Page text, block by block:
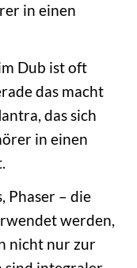
in einen
Dub ist oft
das macht
das sich
in einen
Phaser – die
werden,
nicht nur zur